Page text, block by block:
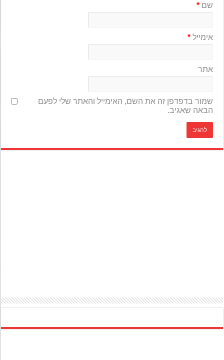
שם*
אימייל*
אתר
שמור בדפדפן זה את השם, האימייל והאתר שלי לפעם
הבאה שאגיב.